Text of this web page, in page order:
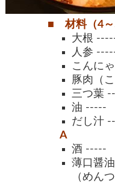
■ 材料（4～
大根
人参
こんに
豚肉（
三つ葉
油
だし汁
A
酒 -----
薄口醤
（めん